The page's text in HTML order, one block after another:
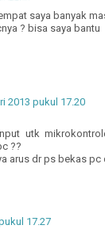
saya banyak
? bisa saya bantu
2013 pukul 17.20
utk
??
arus dr ps bekas pc
17.27